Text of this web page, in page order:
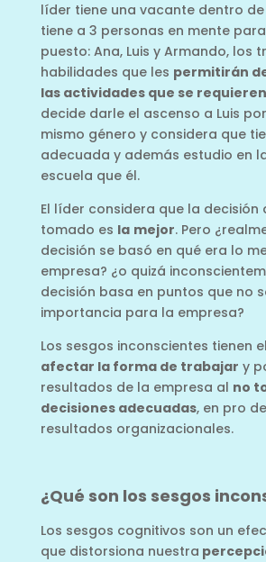
líder tiene una vacante dentro
tiene a 3 personas en mente
puesto: Ana, Luis y Armando, los
habilidades que les permitirán
las actividades que se requieren
decide darle el ascenso a Luis
mismo género y considera que
adecuada y además estudio en
escuela que él.
El líder considera que la decisión
tomado es la mejor. Pero
decisión se basó en qué era lo
empresa? ¿o quizá
decisión basa en puntos que no
importancia para la empresa?
Los sesgos inconscientes tienen
afectar la forma de trabajar y
resultados de la empresa al no
decisiones adecuadas, en pro
resultados organizacionales.
¿Qué son los sesgos
Los sesgos cognitivos son un
que distorsiona nuestra